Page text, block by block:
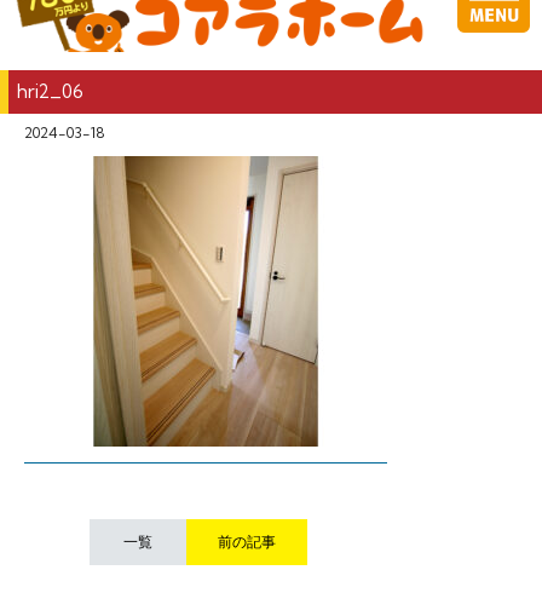
hri2_06
2024-03-18
一覧 前の記事